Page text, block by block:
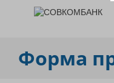
Форма